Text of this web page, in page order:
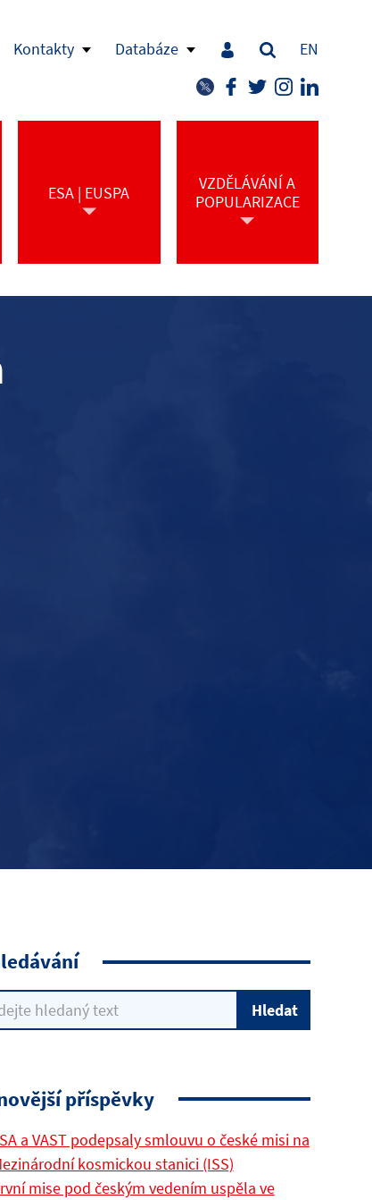
Kontakty Databáze EN
ESA | EUSPA
VZDĚLÁVÁNÍ A
POPULARIZACE
příspěvky
a VAST podepsaly smlouvu o české misi na
kosmickou stanici (ISS)
mise pod českým vedením uspěla ve